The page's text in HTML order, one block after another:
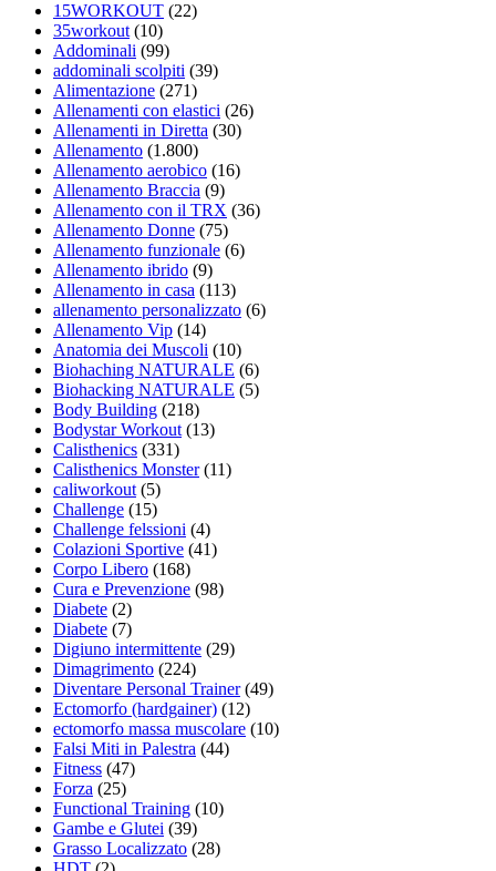
15WORKOUT (22)
35workout (10)
Addominali (99)
addominali scolpiti (39)
Alimentazione (271)
Allenamenti con elastici (26)
Allenamenti in Diretta (30)
Allenamento (1.800)
Allenamento aerobico (16)
Allenamento Braccia (9)
Allenamento con il TRX (36)
Allenamento Donne (75)
Allenamento funzionale (6)
Allenamento ibrido (9)
Allenamento in casa (113)
allenamento personalizzato (6)
Allenamento Vip (14)
Anatomia dei Muscoli (10)
Biohaching NATURALE (6)
Biohacking NATURALE (5)
Body Building (218)
Bodystar Workout (13)
Calisthenics (331)
Calisthenics Monster(11)
caliworkout (5)
Challenge (15)
Challenge felssioni (4)
Colazioni Sportive (41)
Corpo Libero (168)
Cura e Prevenzione (98)
Diabete (2)
Diabete (7)
Digiuno intermittente (29)
Dimagrimento (224)
Diventare Personal Trainer(49)
Ectomorfo (hardgainer) (12)
ectomorfo massa muscolare (10)
Falsi Miti in Palestra (44)
Fitness (47)
Forza (25)
Functional Training (10)
Gambe e Glutei (39)
Grasso Localizzato (28)